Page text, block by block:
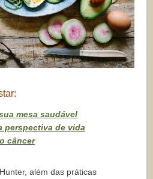
mesa saudável
perspectiva de vida
câncer
além das práticas